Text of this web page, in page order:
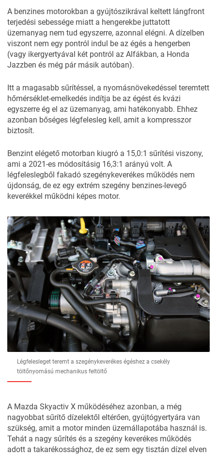
A benzines motorokban a gyújtószikrával keltett lángfront
terjedési sebessége miatt a hengerekbe juttatott
üzemanyag nem tud egyszerre, azonnal elégni. A dízelben
viszont nem egy pontról indul be az égés a hengerben
(vagy ikergyertyával két pontról az Alfákban, a Honda
Jazzben és még pár másik autóban).
Itt a magasabb sűrítéssel, a nyomásnövekedéssel teremtett
hőmérséklet-emelkedés indítja be az égést és kvázi
egyszerre ég el az üzemanyag, ami hatékonyabb. Ehhez
azonban bőséges légfelesleg kell, amit a kompresszor
biztosít.
Benzint elégető motorban kiugró a 15,0:1 sűrítési viszony,
ami a 2021-es módosításig 16,3:1 arányú volt. A
légfeleslegből fakadó szegénykeverékes működés nem
újdonság, de ez egy extrém szegény benzines-levegő
keverékkel működni képes motor.
Légfelesleget teremt a szegénykeverékes égéshez a csekély
töltőnyomású mechanikus feltöltő
A Mazda Skyactiv X működéséhez azonban, a még
nagyobbat sűrítő dízelektől eltérően, gyújtógyertyára van
szükség, amit a motor minden üzemállapotába használ is.
Tehát a nagy sűrítés és a szegény keverékes működés
adott a takarékossághoz, de ez sem egy tisztán dízel elven